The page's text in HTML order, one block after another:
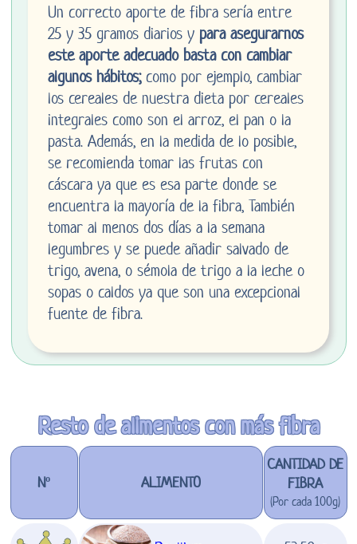
Un correcto aporte de fibra sería entre
25 y 35 gramos diarios y para asegurarnos
este aporte adecuado basta con cambiar
algunos hábitos;como por ejemplo, cambiar
los cereales de nuestra dieta por cereales
integrales como son el arroz, el pan o la
pasta. Además, en la medida de lo posible,
se recomienda tomar las frutas con
cáscara ya que es esa parte donde se
encuentra la mayoría de la fibra, También
tomar al menos dos días a la semana
legumbres y se puede añadir salvado de
trigo, avena, o sémola de trigo a la leche o
sopas o caldos ya que son una excepcional
fuente de fibra.
Resto de alimentos con más fibra
Nº ALIMENTO
CANTIDAD DE
FIBRA
(Por cada 100g)